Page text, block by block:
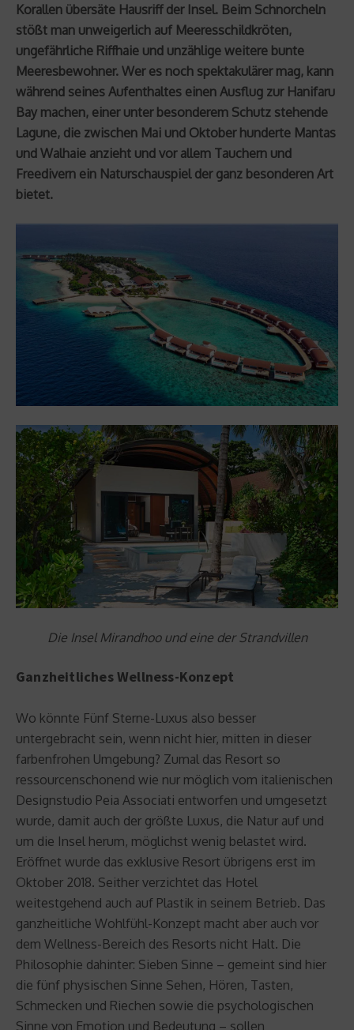
Korallen übersäte Hausriff der Insel. Beim Schnorcheln
stößt man unweigerlich auf Meeresschildkröten,
ungefährliche Riffhaie und unzählige weitere bunte
Meeresbewohner. Wer es noch spektakulärer mag, kann
während seines Aufenthaltes einen Ausflug zur Hanifaru
Bay machen, einer unter besonderem Schutz stehende
Lagune, die zwischen Mai und Oktober hunderte Mantas
und Walhaie anzieht und vor allem Tauchern und
Freedivern ein Naturschauspiel der ganz besonderen Art
bietet.
Die Insel Mirandhoo und eine der Strandvillen
Ganzheitliches Wellness-Konzept
Wo könnte Fünf Sterne-Luxus also besser
untergebracht sein, wenn nicht hier, mitten in dieser
farbenfrohen Umgebung? Zumal das Resort so
ressourcenschonend wie nur möglich vom italienischen
Designstudio Peia Associati entworfen und umgesetzt
wurde, damit auch der größte Luxus, die Natur auf und
um die Insel herum, möglichst wenig belastet wird.
Eröffnet wurde das exklusive Resort übrigens erst im
Oktober 2018. Seither verzichtet das Hotel
weitestgehend auch auf Plastik in seinem Betrieb. Das
ganzheitliche Wohlfühl-Konzept macht aber auch vor
dem Wellness-Bereich des Resorts nicht Halt. Die
Philosophie dahinter: Sieben Sinne – gemeint sind hier
die fünf physischen Sinne Sehen, Hören, Tasten,
Schmecken und Riechen sowie die psychologischen
Sinne von Emotion und Bedeutung – sollen